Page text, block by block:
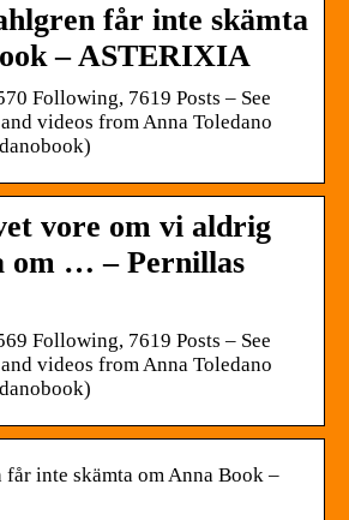
får inte skämta
– ASTERIXIA
Following, 7619 Posts – See
videos from Anna Toledano
vore om vi aldrig
om … – Pernillas
Following, 7619 Posts – See
videos from Anna Toledano
inte skämta om Anna Book –